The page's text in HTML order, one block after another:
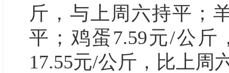
斤，与上周六持平；
平；鸡蛋7.59元/公斤
17.55元/公斤，比上周